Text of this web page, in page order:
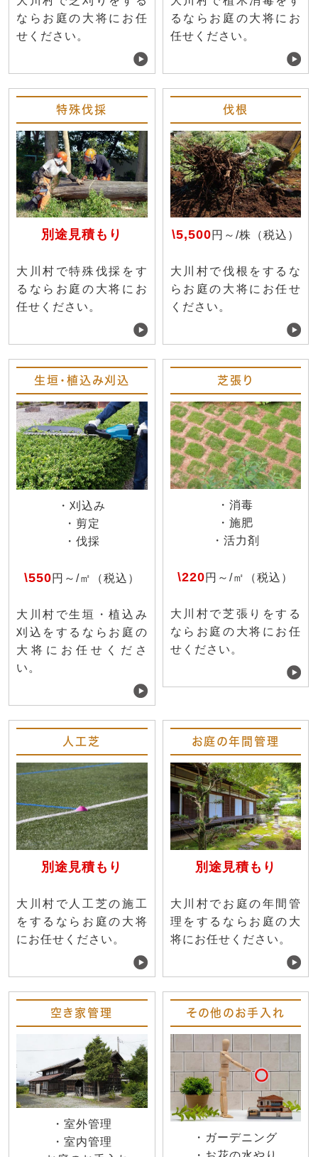
ならお庭の大将にお任
せください。
るならお庭の大将にお
任せください。
特殊伐採
別途見積もり
大川村で特殊伐採をす
るならお庭の大将にお
任せください。
伐根
\5,500円～/株（税込）
大川村で伐根をするな
らお庭の大将にお任せ
ください。
生垣・植込み刈込
・刈込み
・剪定
・伐採
\550円～/㎡（税込）
大川村で生垣・植込み
刈込をするならお庭の
大将にお任せくださ
い。
芝張り
・消毒
・施肥
・活力剤
\220円～/㎡（税込）
大川村で芝張りをする
ならお庭の大将にお任
せください。
人工芝
別途見積もり
大川村で人工芝の施工
をするならお庭の大将
にお任せください。
お庭の年間管理
別途見積もり
大川村でお庭の年間管
理をするならお庭の大
将にお任せください。
空き家管理
・室外管理
・室内管理
その他のお手入れ
・ガーデニング